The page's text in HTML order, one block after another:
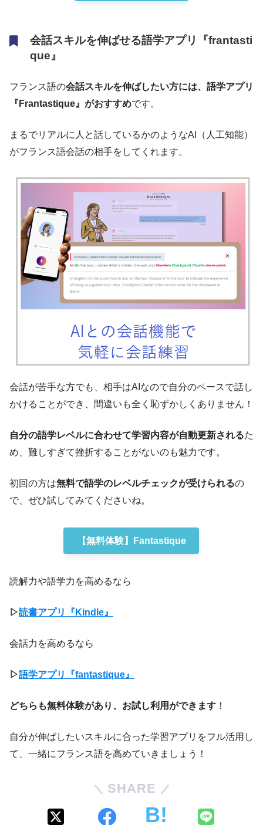
会話スキルを伸ばせる語学アプリ『frantasti
que』
フランス語の会話スキルを伸ばしたい方には、語学アプリ
『Frantastique』がおすすめです。
まるでリアルに人と話しているかのようなAI（人工知能）
がフランス語会話の相手をしてくれます。
会話が苦手な方でも、相手はAIなので自分のペースで話し
かけることができ、間違いも全く恥ずかしくありません！
自分の語学レベルに合わせて学習内容が自動更新されるた
め、難しすぎて挫折することがないのも魅力です。
初回の方は無料で語学のレベルチェックが受けられるの
で、ぜひ試してみてくださいね。
【無料体験】Fantastique
読解力や語学力を高めるなら
▷読書アプリ『Kindle』
会話力を高めるなら
▷語学アプリ『fantastique』
どちらも無料体験があり、お試し利用ができます ！
自分が伸ばしたいスキルに合った学習アプリをフル活用し
て、一緒にフランス語を高めていきましょう！
SHARE